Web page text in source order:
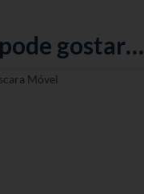
gostar…